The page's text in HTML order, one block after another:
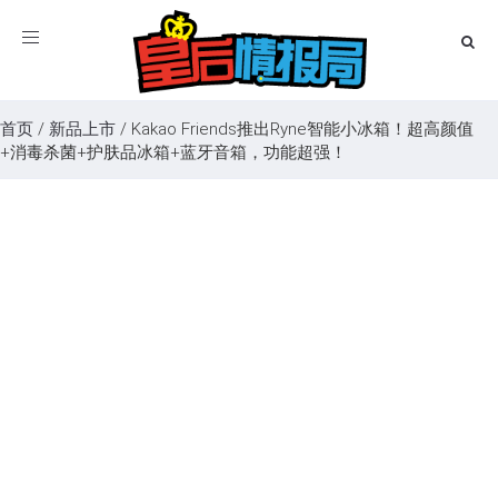
Toggle
首页 / 新品上市 / Kakao Friends推出Ryne智能小冰箱！超高颜值
+消毒杀菌+护肤品冰箱+蓝牙音箱，功能超强！